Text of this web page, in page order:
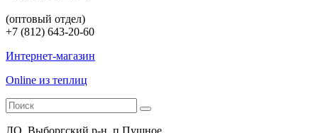
(оптовый отдел)
+7 (812) 643-20-60
Интернет-магазин
Online из теплиц
ЛО, Выборгский р-н, п.Пушное